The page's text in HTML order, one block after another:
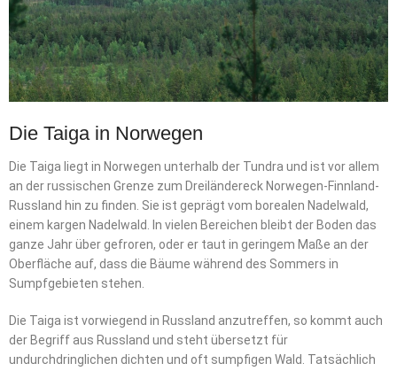
Die Taiga in Norwegen
Die Taiga liegt in Norwegen unterhalb der Tundra und ist vor allem
an der russischen Grenze zum Dreiländereck Norwegen-Finnland-
Russland hin zu finden. Sie ist geprägt vom borealen Nadelwald,
einem kargen Nadelwald. In vielen Bereichen bleibt der Boden das
ganze Jahr über gefroren, oder er taut in geringem Maße an der
Oberfläche auf, dass die Bäume während des Sommers in
Sumpfgebieten stehen.
Die Taiga ist vorwiegend in Russland anzutreffen, so kommt auch
der Begriff aus Russland und steht übersetzt für
undurchdringlichen dichten und oft sumpfigen Wald. Tatsächlich